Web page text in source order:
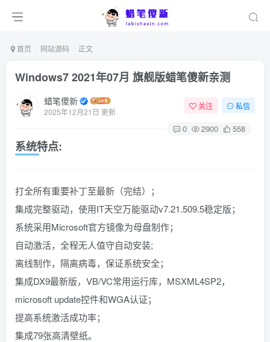
首页 网站源码 正文
Windows7 2021年07月 旗舰版蜡笔傻新亲测
蜡笔傻新
2025年12月21日 更新
关注 私信
0 2900 558
系统特点:
打全所有重要补丁至最新（完结）；
集成完整驱动，使用IT天空万能驱动v7.21.509.5稳定版；
系统采用Microsoft官方镜像为母盘制作；
自动激活，全程无人值守自动安装;
离线制作，隔离病毒，保证系统安全；
集成DX9最新版，VB/VC常用运行库，MSXML4SP2，
microsoft update控件和WGA认证；
提高系统激活成功率；
集成79张高清壁纸。